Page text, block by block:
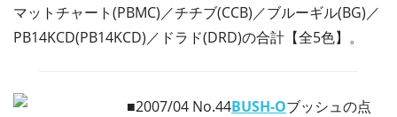
マットチャート(PBMC)／チチブ(CCB)／ブルーギル(BG)／
PB14KCD(PB14KCD)／ドラド(DRD)の合計【全5色】。
■2007/04 No.44BUSH-Oブッシュの点